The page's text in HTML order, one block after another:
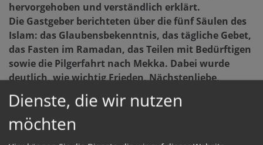
hervorgehoben und verständlich erklärt.
Die Gastgeber berichteten über die fünf Säulen des
Islam: das Glaubensbekenntnis, das tägliche Gebet,
das Fasten im Ramadan, das Teilen mit Bedürftigen
sowie die Pilgerfahrt nach Mekka. Dabei wurde
deutlich, wie wichtig Frieden, Nächstenliebe,
Respekt und Gemeinschaft im Alltag sind.
Besonders schön war das offene Miteinander.
Fragen konnten ohne Scheu gestellt werden, und es
entstand ein ehrlicher Austausch. Der Besuch
Dienste, die wir nutzen
möchten